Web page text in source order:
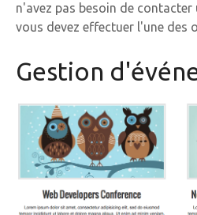
n'avez pas besoin de contacter
vous devez effectuer l'une des
Gestion